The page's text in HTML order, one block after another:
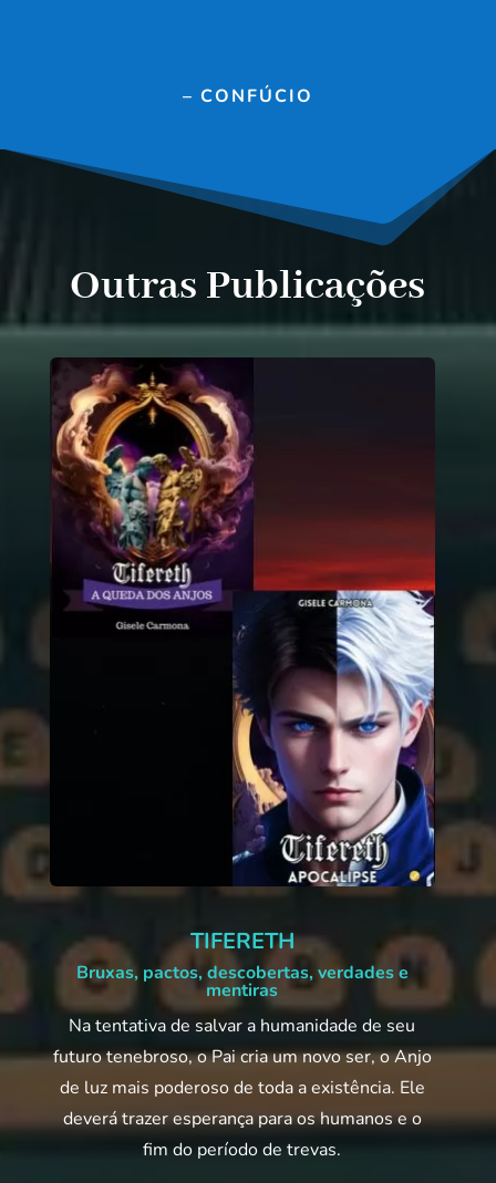
– CONFÚCIO
Outras Publicações
TIFERETH
Bruxas, pactos, descobertas, verdades e
mentiras
Na tentativa de salvar a humanidade de seu
futuro tenebroso, o Pai cria um novo ser, o Anjo
de luz mais poderoso de toda a existência. Ele
deverá trazer esperança para os humanos e o
fim do período de trevas.